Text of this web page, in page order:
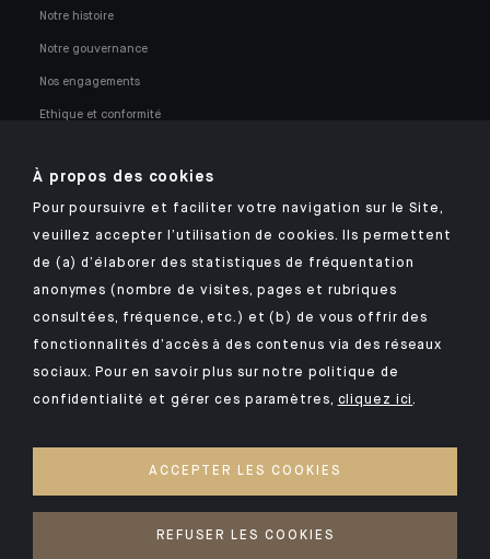
Notre histoire
Notre gouvernance
Nos engagements
Ethique et conformité
Retrouvez notre application mobile Indosuez
MENTIONS LÉGALES
À propos des cookies
Pour poursuivre et faciliter votre navigation sur le Site,
veuillez accepter l’utilisation de cookies. Ils permettent
de (a) d’élaborer des statistiques de fréquentation
anonymes (nombre de visites, pages et rubriques
consultées, fréquence, etc.) et (b) de vous offrir des
fonctionnalités d’accès à des contenus via des réseaux
sociaux. Pour en savoir plus sur notre politique de
confidentialité et gérer ces paramètres, cliquez ici.
ACCEPTER LES COOKIES
REFUSER LES COOKIES